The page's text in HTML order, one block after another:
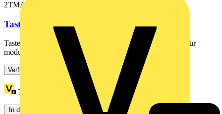
2TMA130160N0025
Tastenmodul, 3-fach
Tastenmodul mit drei runden Ruftasten. Modul / Ersatzteil für
modulare Außenstationen mit Cliptechnik. Für...
Verfügbar: 3 Händler
Treuepunkte:
In den Warenkorb